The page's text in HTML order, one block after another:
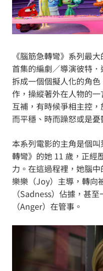
《腦筋急轉彎》系列最
首集的編劇／導演彼特．
拆成一個個擬人化的角
作，操縱著外在人物的
互補，有時候爭相主控
而平穩、時而躁怒或是憂
本系列電影的主角是個
轉彎》的她 11 歲，正經
力。在這過程裡，她腦
樂樂（Joy）主導，轉向
（Sadness）佔據，甚
（Anger）在管事。